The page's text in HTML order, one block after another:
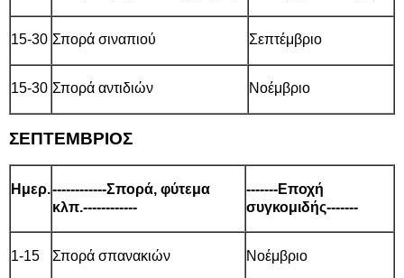
15-30 Σπορά σιναπιού Σεπτέμβριο
15-30 Σπορά αντιδιών Νοέμβριο
ΣΕΠΤΕΜΒΡΙΟΣ
Ημερ.------------Σπορά, φύτεμα
κλπ.------------
-------Εποχή
συγκομιδής-------
1-15 Σπορά σπανακιών Νοέμβριο